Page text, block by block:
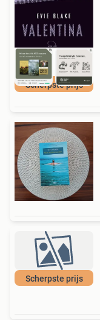
Scherpste prijs
Scherpste prijs